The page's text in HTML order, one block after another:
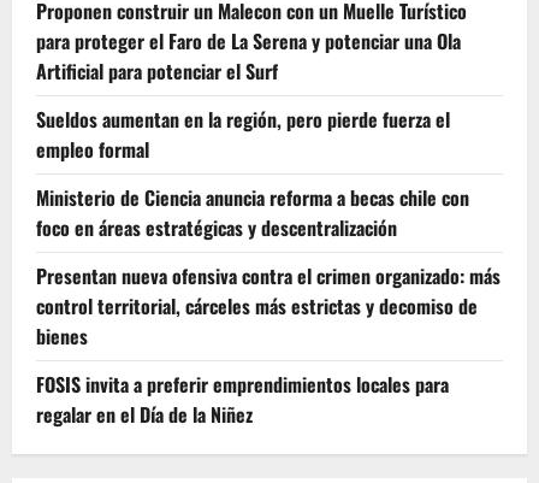
Proponen construir un Malecon con un Muelle Turístico
para proteger el Faro de La Serena y potenciar una Ola
Artificial para potenciar el Surf
Sueldos aumentan en la región, pero pierde fuerza el
empleo formal
Ministerio de Ciencia anuncia reforma a becas chile con
foco en áreas estratégicas y descentralización
Presentan nueva ofensiva contra el crimen organizado: más
control territorial, cárceles más estrictas y decomiso de
bienes
FOSIS invita a preferir emprendimientos locales para
regalar en el Día de la Niñez